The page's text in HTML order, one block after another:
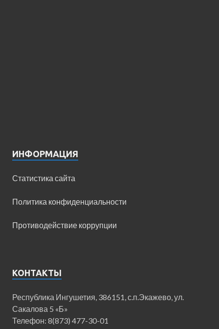
ИНФОРМАЦИЯ
Статистика сайта
Политика конфиденциальности
Противодействие коррупции
КОНТАКТЫ
Республика Ингушетия, 386151, с.п.Экажево, ул.
Сакалова 5 «Б»
Телефон: 8(873) 477-30-01